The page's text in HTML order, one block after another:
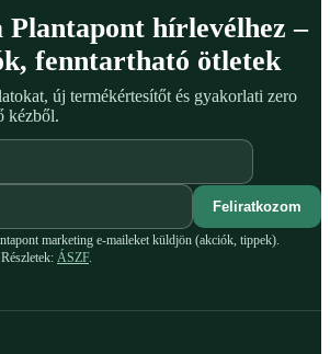
Plantapont hírlevélhez –
fenntartható ötletek
új termékértesítőt és gyakorlati zero
kézből.
Feliratkozom
marketing e-maileket küldjön (akciók, tippek).
ÁSZF.